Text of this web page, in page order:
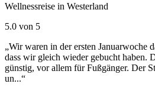
Wellnessreise in Westerland
5.0 von 5
„Wir waren in der ersten Januarwoche
dass wir gleich wieder gebucht haben.
günstig, vor allem für Fußgänger. Der
un...“